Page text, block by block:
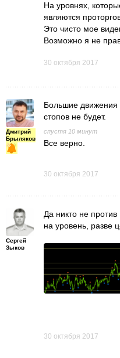
На уровнях,
являются
Это чисто мое
Возможно я не
30 октября 2017
Дмитрий
Брыляков
Большие движения
стопов не будет.
спустя 10 минут
Все верно.
30 октября 2017
Сергей
Зыков
Да никто не
на уровень, разве
30 октября 2017